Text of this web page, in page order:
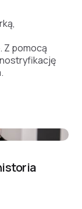
Z pomocą
nostryfikację